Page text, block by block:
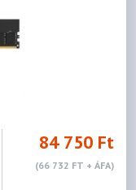
84 750 Ft
(66 732 FT + ÁFA)